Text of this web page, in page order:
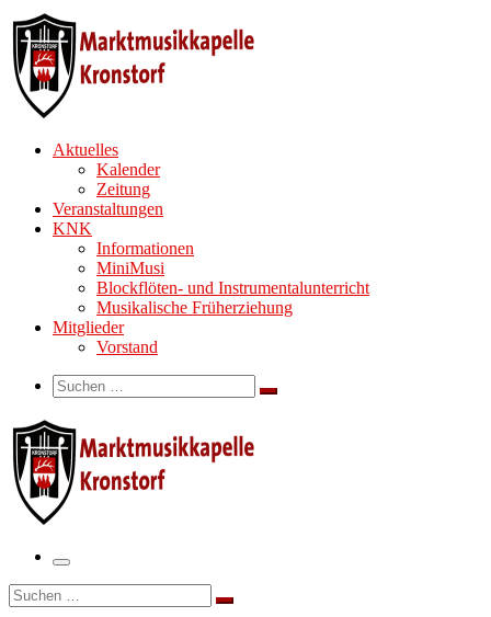
Zum
Inhalt
springen
Aktuelles
Kalender
Zeitung
Veranstaltungen
KNK
Informationen
MiniMusi
Blockflöten- und Instrumentalunterricht
Musikalische Früherziehung
Mitglieder
Vorstand
Search
Suche
Suchen …
Menü
Suche
Suchen …